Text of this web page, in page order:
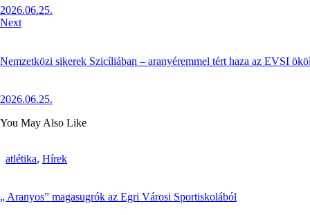
2026.06.25.
Next
Nemzetközi sikerek Szicíliában – aranyéremmel tért haza az EVSI
2026.06.25.
You May Also Like
atlétika, Hírek
„ Aranyos” magasugrók az Egri Városi Sportiskolából